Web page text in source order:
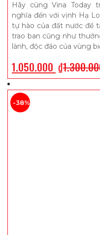
Jacuzzi, tạo cơ hội
vịnh. Chương trình kết
Nội là lựa chọn lý tưởng
Long
Hãy cùng Vina Today
nghĩa đến với vịnh Hạ
tự hào của đất nước để
trao ban cũng như
lành, độc đáo của vùng
1.050.000 ₫
-38%